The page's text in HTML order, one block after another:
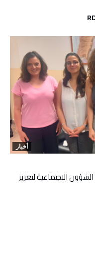
أخبار
الاجتماعية لتعزيز